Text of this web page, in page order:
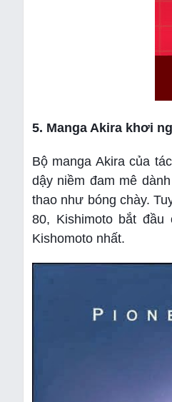
5. Manga Akira khơi
Bộ manga Akira của
dậy niềm đam mê
thao như bóng chày.
80, Kishimoto bắt
Kishomoto nhất.